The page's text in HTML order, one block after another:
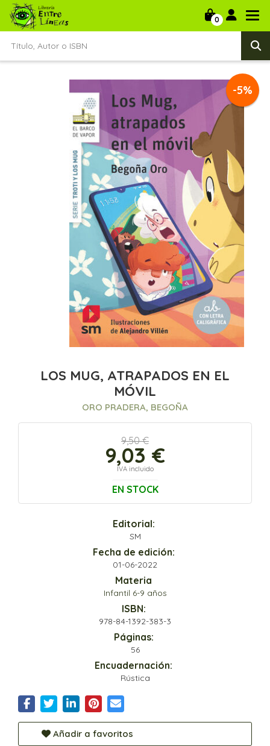
0
-5%
LOS MUG, ATRAPADOS EN EL
MÓVIL
ORO PRADERA, BEGOÑA
9,50 €
9,03 €
IVA incluido
EN STOCK
Editorial:
SM
Fecha de edición:
01-06-2022
Materia
Infantil 6-9 años
ISBN:
978-84-1392-383-3
Páginas:
56
Encuadernación:
Rústica
Añadir a favoritos